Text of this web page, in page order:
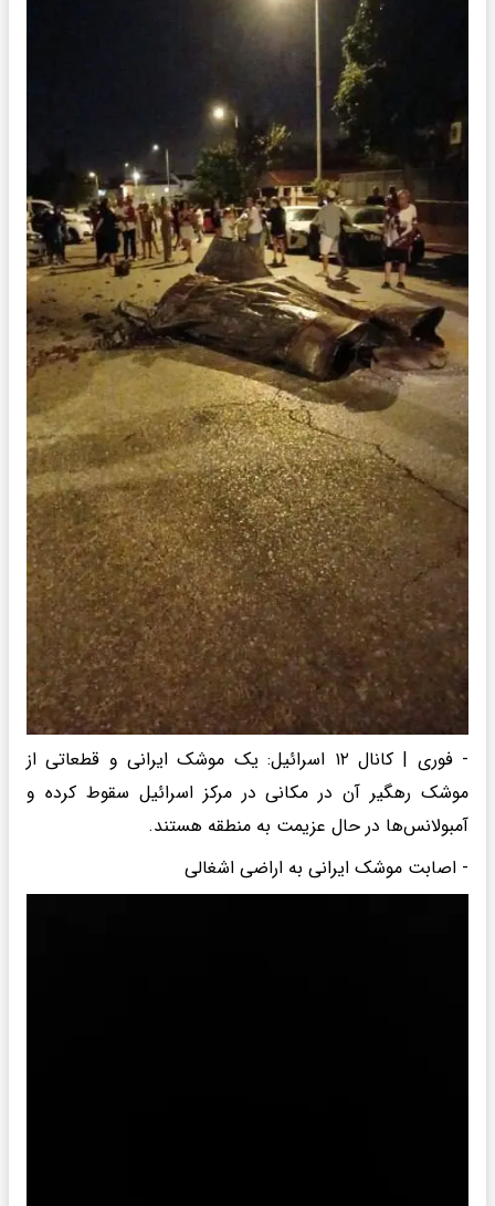
- فوری | کانال ۱۲ اسرائیل: یک موشک ایرانی و قطعاتی از
موشک رهگیر آن در مکانی در مرکز اسرائیل سقوط کرده و
آمبولانس‌ها در حال عزیمت به منطقه هستند.
- اصابت موشک ایرانی به اراضی اشغالی